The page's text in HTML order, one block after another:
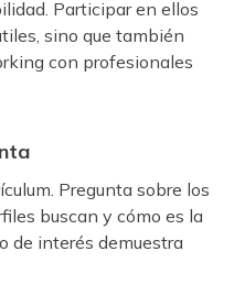
Participar en ellos
sino que también
con profesionales
Pregunta sobre los
buscan y cómo es la
de interés demuestra